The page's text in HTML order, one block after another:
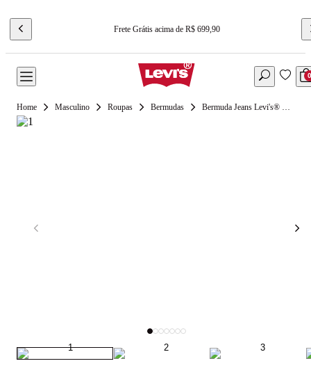
Frete Grátis acima de R$ 699,90
0
Masculino Roupas Bermudas Bermuda Jeans Levi's® 501® Hemmed